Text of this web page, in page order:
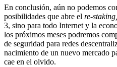
En conclusión, aún no podemos
posibilidades que abre el re-staking,
3, sino para todo Internet y la
los próximos meses podremos
de seguridad para redes
nacimiento de un nuevo mercado
cae en el olvido.